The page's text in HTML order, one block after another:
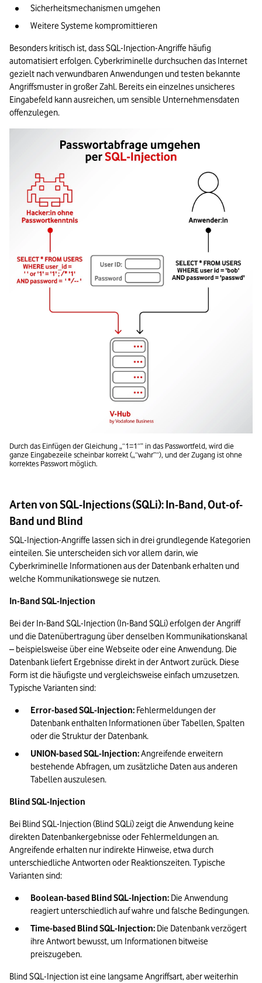
Sicherheitsmechanismen umgehen
Weitere Systeme kompromittieren
Besonders kritisch ist, dass SQL-Injection-Angriffe häufig
automatisiert erfolgen. Cyberkriminelle durchsuchen das Internet
gezielt nach verwundbaren Anwendungen und testen bekannte
Angriffsmuster in großer Zahl. Bereits ein einzelnes unsicheres
Eingabefeld kann ausreichen, um sensible Unternehmensdaten
offenzulegen.
Durch das Einfügen der Gleichung „“1=1“” in das Passwortfeld, wird die
ganze Eingabezeile scheinbar korrekt („“wahr”“), und der Zugang ist ohne
korrektes Passwort möglich.
Arten von SQL-Injections (SQLi): In-Band, Out-of-
Band und Blind
SQL-Injection-Angriffe lassen sich in drei grundlegende Kategorien
einteilen. Sie unterscheiden sich vor allem darin, wie
Cyberkriminelle Informationen aus der Datenbank erhalten und
welche Kommunikationswege sie nutzen.
In-Band SQL-Injection
Bei der In-Band SQL-Injection (In-Band SQLi) erfolgen der Angriff
und die Datenübertragung über denselben Kommunikationskanal
– beispielsweise über eine Webseite oder eine Anwendung. Die
Datenbank liefert Ergebnisse direkt in der Antwort zurück. Diese
Form ist die häufigste und vergleichsweise einfach umzusetzen.
Typische Varianten sind:
Error-based SQL-Injection: Fehlermeldungen der
Datenbank enthalten Informationen über Tabellen, Spalten
oder die Struktur der Datenbank.
UNION-based SQL-Injection: Angreifende erweitern
bestehende Abfragen, um zusätzliche Daten aus anderen
Tabellen auszulesen.
Blind SQL-Injection
Bei Blind SQL-Injection (Blind SQLi) zeigt die Anwendung keine
direkten Datenbankergebnisse oder Fehlermeldungen an.
Angreifende erhalten nur indirekte Hinweise, etwa durch
unterschiedliche Antworten oder Reaktionszeiten. Typische
Varianten sind:
Boolean-based Blind SQL-Injection: Die Anwendung
reagiert unterschiedlich auf wahre und falsche Bedingungen.
Time-based Blind SQL-Injection: Die Datenbank verzögert
ihre Antwort bewusst, um Informationen bitweise
preiszugeben.
Blind SQL-Injection ist eine langsame Angriffsart, aber weiterhin